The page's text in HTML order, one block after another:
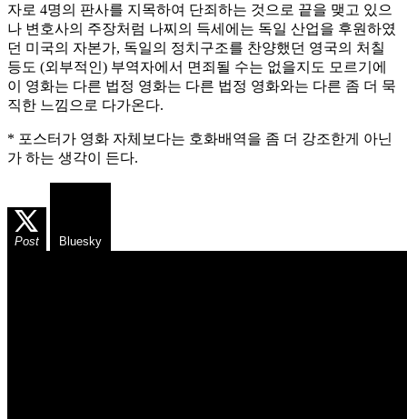
자로 4명의 판사를 지목하여 단죄하는 것으로 끝을 맺고 있으
나 변호사의 주장처럼 나찌의 득세에는 독일 산업을 후원하였
던 미국의 자본가, 독일의 정치구조를 찬양했던 영국의 처칠
등도 (외부적인) 부역자에서 면죄될 수는 없을지도 모르기에
이 영화는 다른 법정 영화는 다른 법정 영화와는 다른 좀 더 묵
직한 느낌으로 다가온다.
* 포스터가 영화 자체보다는 호화배역을 좀 더 강조한게 아닌
가 하는 생각이 든다.
Post Bluesky